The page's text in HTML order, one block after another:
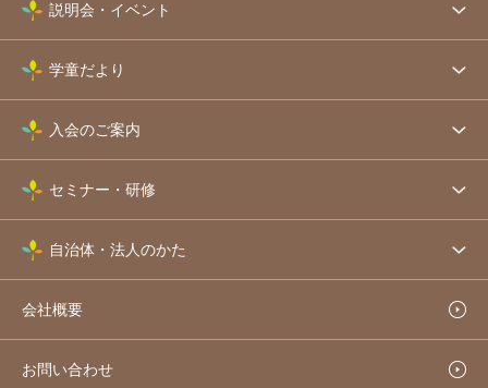
説明会・イベント
学童だより
入会のご案内
セミナー・研修
自治体・法人のかた
会社概要
お問い合わせ